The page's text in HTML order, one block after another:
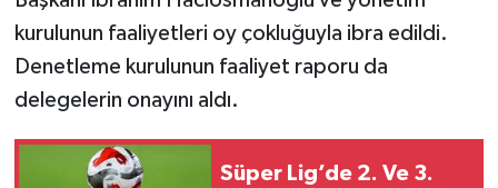
kurulunun faaliyetleri oy çokluğuyla ibra edildi.
Denetleme kurulunun faaliyet raporu da
delegelerin onayını aldı.
Süper Lig’de 2. Ve 3.